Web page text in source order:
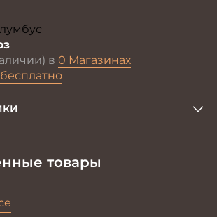
в 0 Магазинах
бесплатно
товары